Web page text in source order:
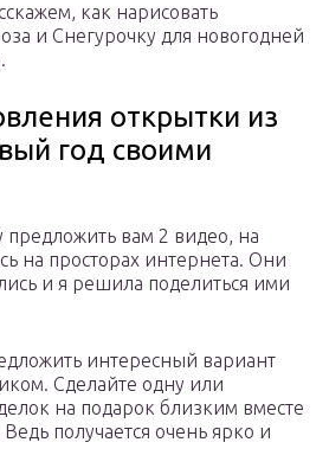
как нарисовать
и Снегурочку для новогодней
открытки из
год своими
предложить вам 2 видео, на
на просторах интернета. Они
и я решила поделиться ими
интересный вариант
Сделайте одну или
на подарок близким вместе
получается очень ярко и